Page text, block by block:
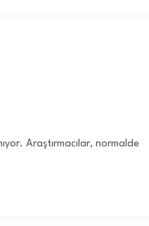
Araştırmacılar, normalde